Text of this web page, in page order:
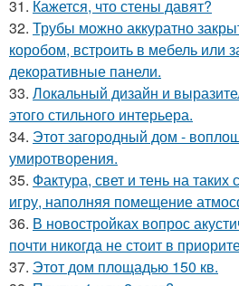
31. Кажется, что стены давят?
32. Трубы можно аккуратно
коробом, встроить в мебель или
декоративные панели.
33. Локальный дизайн и
этого стильного интерьера.
34. Этот загородный дом -
умиротворения.
35. Фактура, свет и тень на
игру, наполняя помещение
36. В новостройках вопрос
почти никогда не стоит в
37. Этот дом площадью 150 кв.